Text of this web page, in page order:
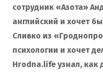
сотрудник «Азота»
английский и хочет
Сливко из
психологии и хочет
Hrodna.life узнал, как